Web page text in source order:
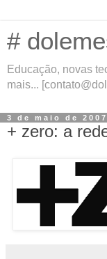
#
Educação, novas
mais...
3 de maio de 2007
+ zero: a